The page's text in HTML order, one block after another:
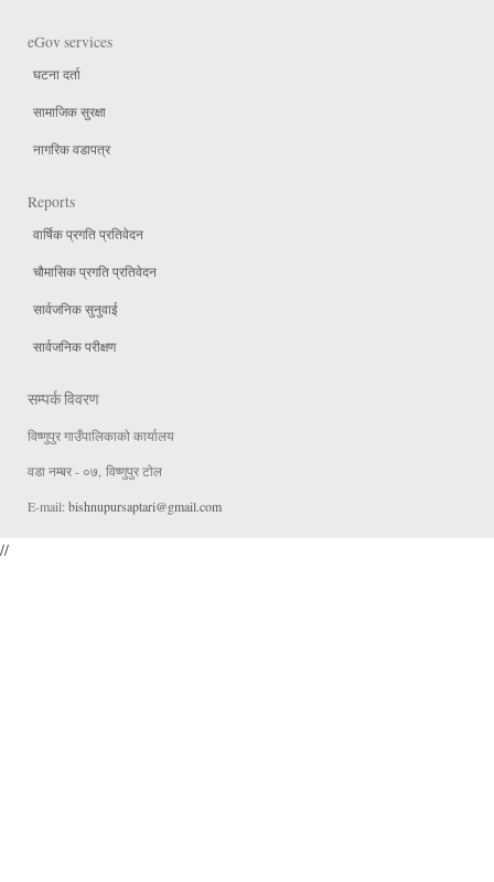
eGov services
घटना दर्ता
सामाजिक सुरक्षा
नागरिक वडापत्र
Reports
वार्षिक प्रगति प्रतिवेदन
चौमासिक प्रगति प्रतिवेदन
सार्वजनिक सुनुवाई
सार्वजनिक परीक्षण
सम्पर्क विवरण
विष्णुपुर गाउँपालिकाकाे कार्यालय
वडा न‌म्बर - ०७, विष्णुपुर टाेल
E-mail: bishnupursaptari@gmail.com
//